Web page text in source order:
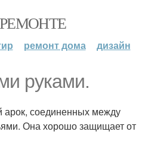
ремонт дома дизайн
руками.
арок, соединенных между
Она хорошо защищает от